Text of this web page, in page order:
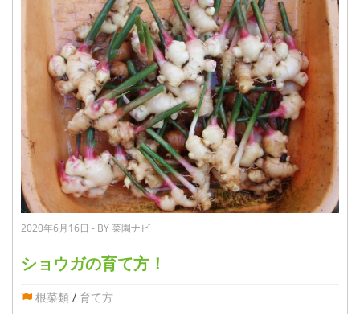
2020年6月16日 - BY 菜園ナビ
ショウガの育て方！
根菜類 / 育て方